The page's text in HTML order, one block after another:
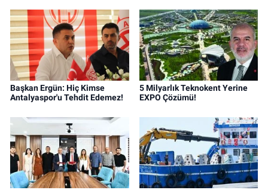
Başkan Ergün: Hiç Kimse
Antalyaspor'u Tehdit Edemez!
5 Milyarlık Teknokent Yerine
EXPO Çözümü!